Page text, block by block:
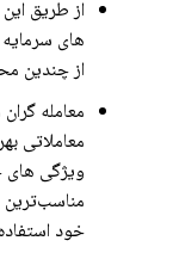
از طریق
های
از چندین
معامله
معاملاتی
ویژگی های
مناسب‌ترین
خود